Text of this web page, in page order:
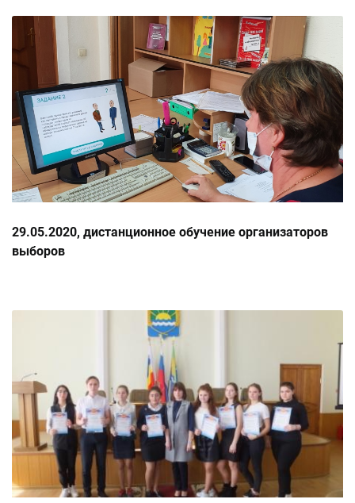
29.05.2020, дистанционное обучение организаторов
выборов